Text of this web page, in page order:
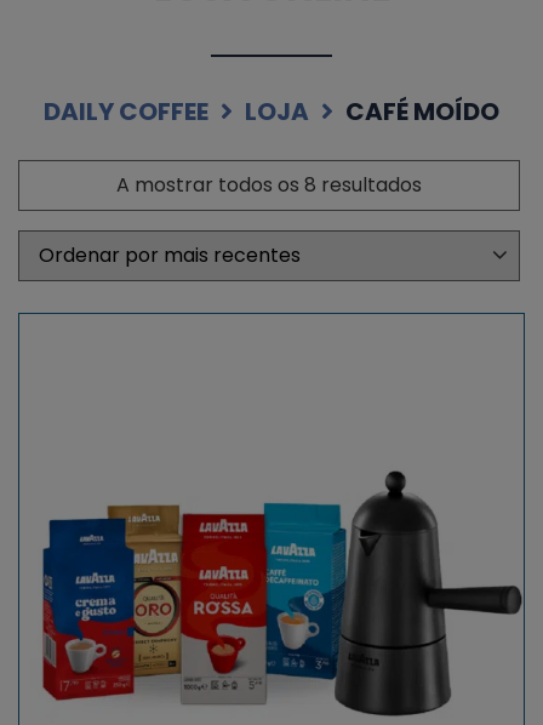
DAILY COFFEE LOJA CAFÉ MOÍDO
A mostrar todos os 8 resultados